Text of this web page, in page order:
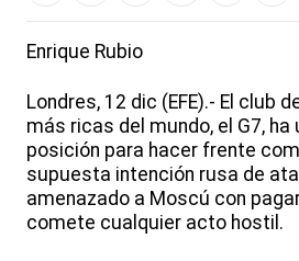
Enrique Rubio
Londres, 12 dic (EFE).- El club
más ricas del mundo, el G7, ha
posición para hacer frente
supuesta intención rusa de
amenazado a Moscú con
comete cualquier acto hostil.